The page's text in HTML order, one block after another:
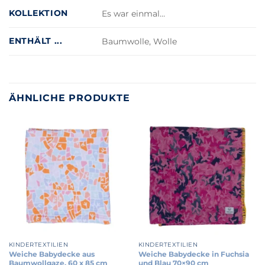
KOLLEKTION Es war einmal…
ENTHÄLT ... Baumwolle, Wolle
ÄHNLICHE PRODUKTE
KINDERTEXTILIEN
Weiche Babydecke aus
Baumwollgaze, 60 x 85 cm
KINDERTEXTILIEN
Weiche Babydecke in Fuchsia
und Blau 70×90 cm